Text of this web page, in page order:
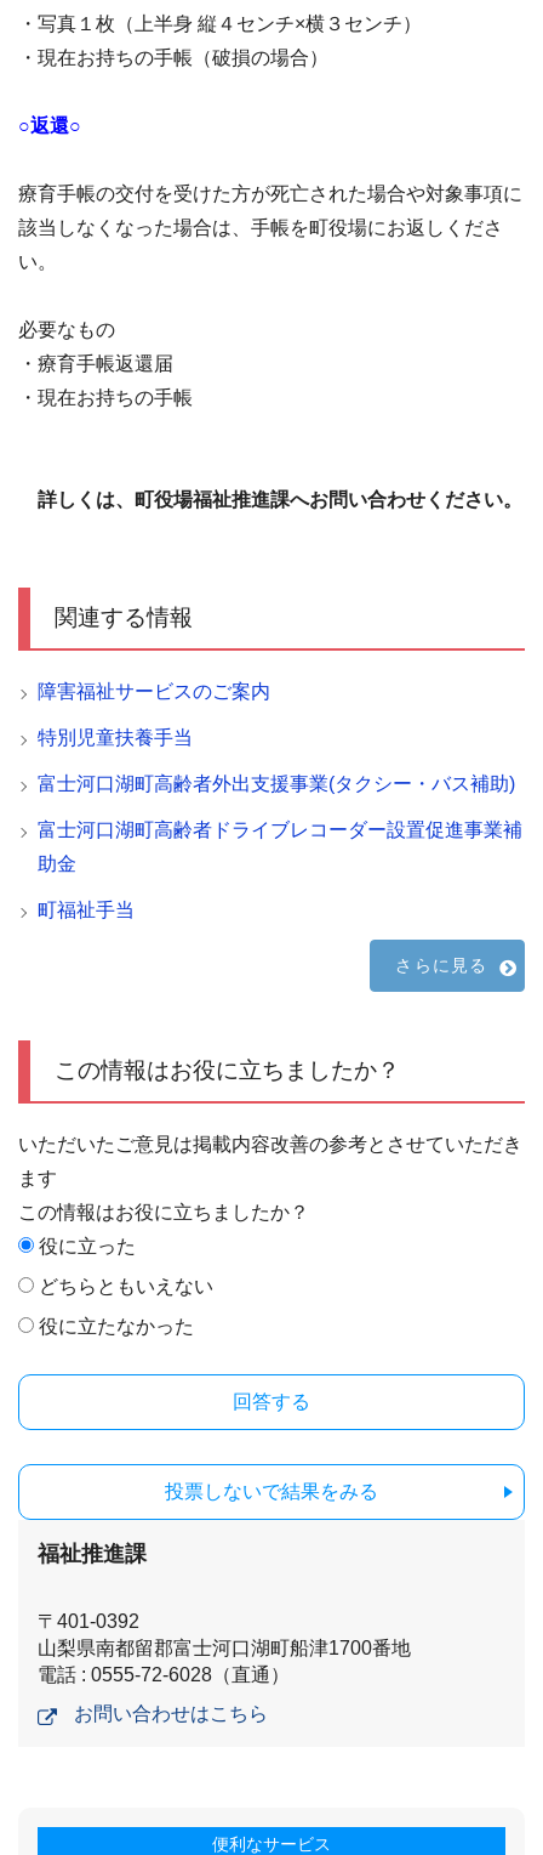
・写真１枚（上半身 縦４センチ×横３センチ）
・現在お持ちの手帳（破損の場合）
○返還○
療育手帳の交付を受けた方が死亡された場合や対象事項に
該当しなくなった場合は、手帳を町役場にお返しくださ
い。
必要なもの
・療育手帳返還届
・現在お持ちの手帳
詳しくは、町役場福祉推進課へお問い合わせください。
関連する情報
障害福祉サービスのご案内
特別児童扶養手当
富士河口湖町高齢者外出支援事業(タクシー・バス補助)
富士河口湖町高齢者ドライブレコーダー設置促進事業補
助金
町福祉手当
さらに見る
この情報はお役に立ちましたか？
いただいたご意見は掲載内容改善の参考とさせていただき
ます
この情報はお役に立ちましたか？
役に立った
どちらともいえない
役に立たなかった
投票しないで結果をみる
福祉推進課
〒401-0392
山梨県南都留郡富士河口湖町船津1700番地
電話 : 0555-72-6028（直通）
お問い合わせはこちら
便利なサービス